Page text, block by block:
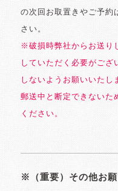
の次回お取置きやご予約
さい。
※破損時弊社からお送り
していただく必要がござ
しないようお願いいたし
郵送中と断定できないた
ください。
※（重要）その他お